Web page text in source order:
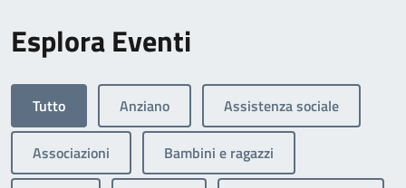
Esplora Eventi
Tutto Anziano Assistenza sociale
Associazioni Bambini e ragazzi